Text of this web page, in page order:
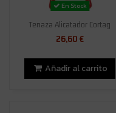
En Stock
Tenaza Alicatador Cortag
26,60 €
Añadir al carrito